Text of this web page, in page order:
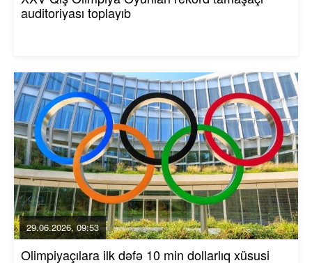
auditoriyası toplayıb
29.06.2026, 09:53
Olimpiyaçılara ilk dəfə 10 min dollarlıq xüsusi